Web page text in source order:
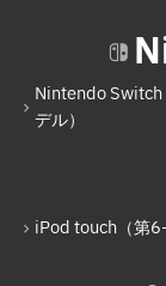
iPad Pro
Nintendo
Nintendo Switch
デル）
iPod touch（第6-